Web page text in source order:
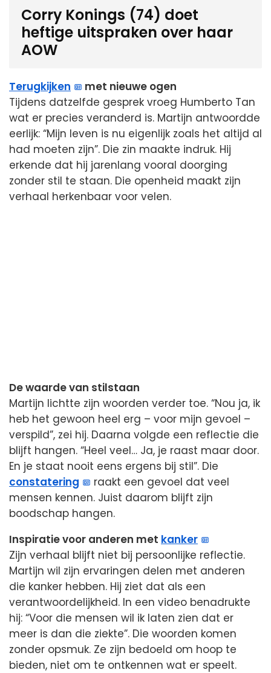
Corry Konings (74) doet
heftige uitspraken over haar
AOW
Terugkijken
met nieuwe ogen
Tijdens datzelfde gesprek vroeg Humberto Tan
wat er precies veranderd is. Martijn antwoordde
eerlijk: “Mijn leven is nu eigenlijk zoals het altijd al
had moeten zijn”. Die zin maakte indruk. Hij
erkende dat hij jarenlang vooral doorging
zonder stil te staan. Die openheid maakt zijn
verhaal herkenbaar voor velen.
De waarde van stilstaan
Martijn lichtte zijn woorden verder toe. “Nou ja, ik
heb het gewoon heel erg – voor mijn gevoel –
verspild”, zei hij. Daarna volgde een reflectie die
blijft hangen. “Heel veel… Ja, je raast maar door.
En je staat nooit eens ergens bij stil”. Die
constatering
raakt een gevoel dat veel
mensen kennen. Juist daarom blijft zijn
boodschap hangen.
Inspiratie voor anderen met kanker
Zijn verhaal blijft niet bij persoonlijke reflectie.
Martijn wil zijn ervaringen delen met anderen
die kanker hebben. Hij ziet dat als een
verantwoordelijkheid. In een video benadrukte
hij: “Voor die mensen wil ik laten zien dat er
meer is dan die ziekte”. Die woorden komen
zonder opsmuk. Ze zijn bedoeld om hoop te
bieden, niet om te ontkennen wat er speelt.